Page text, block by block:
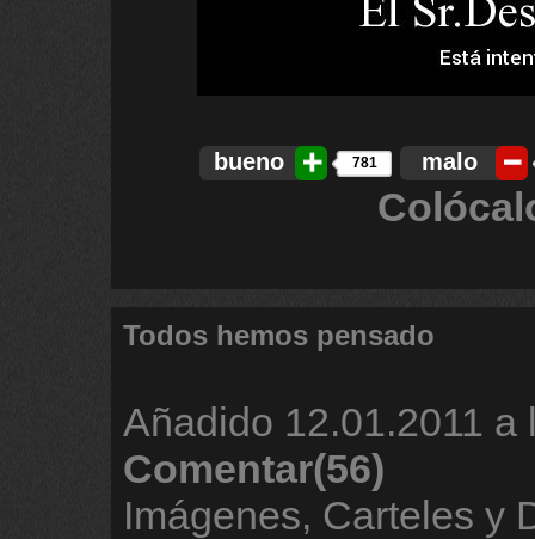
bueno 781 malo
Todos hemos pensado
Añadido 12.01.2011 a
Comentar(56)
Imágenes, Carteles y